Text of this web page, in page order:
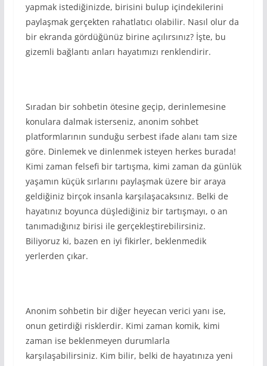
yapmak istediğinizde, birisini bulup içindekilerini
paylaşmak gerçekten rahatlatıcı olabilir. Nasıl olur da
bir ekranda gördüğünüz birine açılırsınız? İşte, bu
gizemli bağlantı anları hayatımızı renklendirir.
Sıradan bir sohbetin ötesine geçip, derinlemesine
konulara dalmak isterseniz, anonim sohbet
platformlarının sunduğu serbest ifade alanı tam size
göre. Dinlemek ve dinlenmek isteyen herkes burada!
Kimi zaman felsefi bir tartışma, kimi zaman da günlük
yaşamın küçük sırlarını paylaşmak üzere bir araya
geldiğiniz birçok insanla karşılaşacaksınız. Belki de
hayatınız boyunca düşlediğiniz bir tartışmayı, o an
tanımadığınız birisi ile gerçekleştirebilirsiniz.
Biliyoruz ki, bazen en iyi fikirler, beklenmedik
yerlerden çıkar.
Anonim sohbetin bir diğer heyecan verici yanı ise,
onun getirdiği risklerdir. Kimi zaman komik, kimi
zaman ise beklenmeyen durumlarla
karşılaşabilirsiniz. Kim bilir, belki de hayatınıza yeni